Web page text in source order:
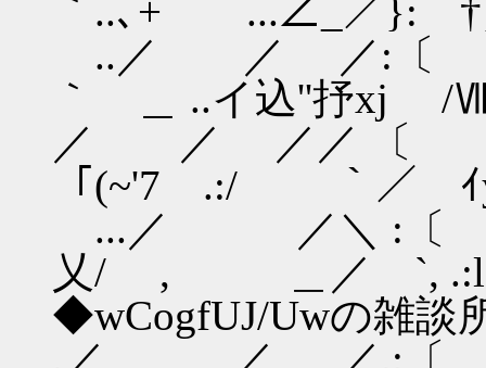
｀..､+ ...∠_／}:
..／ ／
｀ ＿ ..イ込''抒xj /
／ ／ ／
「(~'7 .:/ ｀／ ｲ
...／ ／＼ :
乂/ , ＿
◆wCogfUJ/Uwの雑談